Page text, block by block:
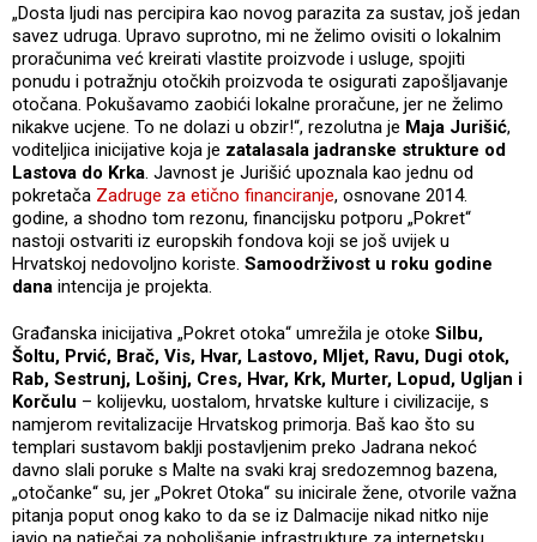
„Dosta ljudi nas percipira kao novog parazita za sustav, još jedan
savez udruga. Upravo suprotno, mi ne želimo ovisiti o lokalnim
proračunima već kreirati vlastite proizvode i usluge, spojiti
ponudu i potražnju otočkih proizvoda te osigurati zapošljavanje
otočana. Pokušavamo zaobići lokalne proračune, jer ne želimo
nikakve ucjene. To ne dolazi u obzir!“, rezolutna je Maja Jurišić,
voditeljica inicijative koja je zatalasala jadranske strukture od
Lastova do Krka. Javnost je Jurišić upoznala kao jednu od
pokretača Zadruge za etično financiranje, osnovane 2014.
godine, a shodno tom rezonu, financijsku potporu „Pokret“
nastoji ostvariti iz europskih fondova koji se još uvijek u
Hrvatskoj nedovoljno koriste. Samoodrživost u roku godine
dana intencija je projekta.
Građanska inicijativa „Pokret otoka“ umrežila je otoke Silbu,
Šoltu, Prvić, Brač, Vis, Hvar, Lastovo, Mljet, Ravu, Dugi otok,
Rab, Sestrunj, Lošinj, Cres, Hvar, Krk, Murter, Lopud, Ugljan i
Korčulu – kolijevku, uostalom, hrvatske kulture i civilizacije, s
namjerom revitalizacije Hrvatskog primorja. Baš kao što su
templari sustavom baklji postavljenim preko Jadrana nekoć
davno slali poruke s Malte na svaki kraj sredozemnog bazena,
„otočanke“ su, jer „Pokret Otoka“ su inicirale žene, otvorile važna
pitanja poput onog kako to da se iz Dalmacije nikad nitko nije